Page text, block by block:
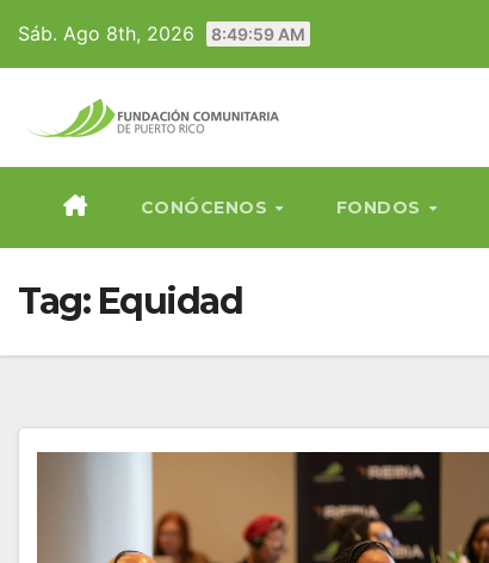
content
Sáb. Ago 8th, 2026 8:50:00 AM
CONÓCENOS FONDOS
Tag: Equidad